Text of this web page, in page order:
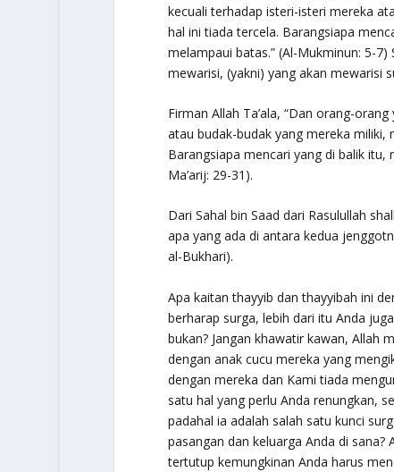
kecuali terhadap isteri-isteri mereka
hal ini tiada tercela. Barangsiapa
melampaui batas.” (Al-Mukminun: 5-
mewarisi, (yakni) yang akan mewarisi
Firman Allah Ta’ala, “Dan orang-orang
atau budak-budak yang mereka miliki,
Barangsiapa mencari yang di balik
Ma’arij: 29-31).
Dari Sahal bin Saad dari Rasulullah
apa yang ada di antara kedua
al-Bukhari).
Apa kaitan thayyib dan thayyibah ini
berharap surga, lebih dari itu Anda
bukan? Jangan khawatir kawan, Allah
dengan anak cucu mereka yang
dengan mereka dan Kami tiada
satu hal yang perlu Anda renungkan,
padahal ia adalah salah satu kunci
pasangan dan keluarga Anda di
tertutup kemungkinan Anda harus